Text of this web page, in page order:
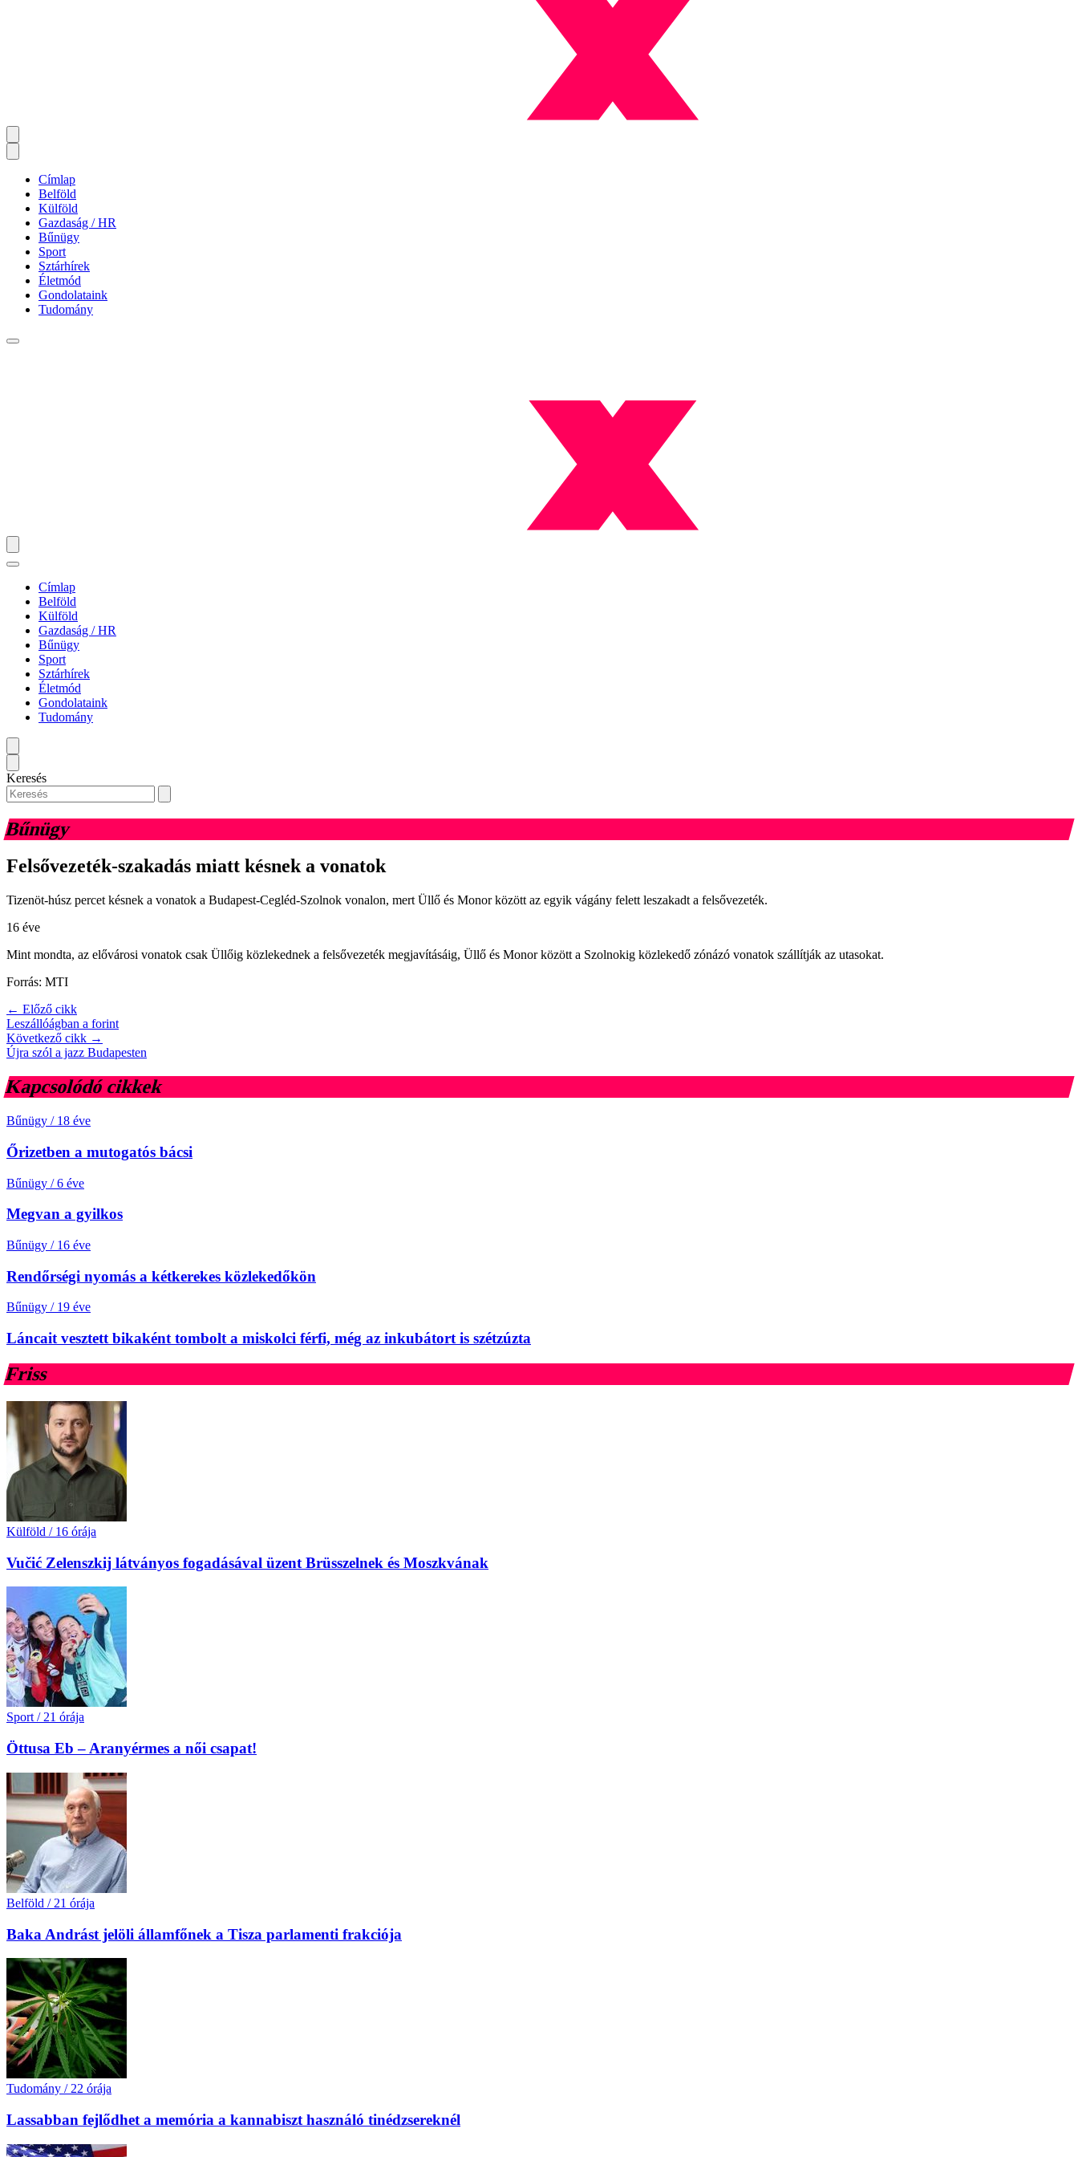
Címlap
Belföld
Külföld
Gazdaság / HR
Bűnügy
Sport
Sztárhírek
Életmód
Gondolataink
Tudomány
Címlap
Belföld
Külföld
Gazdaság / HR
Bűnügy
Sport
Sztárhírek
Életmód
Gondolataink
Tudomány
Keresés
Bűnügy
Felsővezeték-szakadás miatt késnek a vonatok
Tizenöt-húsz percet késnek a vonatok a Budapest-Cegléd-Szolnok vonalon, mert Üllő és Monor között az egyik vágány felett leszakadt a felsővezeték.
16 éve
Mint mondta, az elővárosi vonatok csak Üllőig közlekednek a felsővezeték megjavításáig, Üllő és Monor között a Szolnokig közlekedő zónázó vonatok szállítják az utasokat.
Forrás: MTI
← Előző cikk
Leszállóágban a forint
Következő cikk →
Újra szól a jazz Budapesten
Kapcsolódó cikkek
Bűnügy / 18 éve
Őrizetben a mutogatós bácsi
Bűnügy / 6 éve
Megvan a gyilkos
Bűnügy / 16 éve
Rendőrségi nyomás a kétkerekes közlekedőkön
Bűnügy / 19 éve
Láncait vesztett bikaként tombolt a miskolci férfi, még az inkubátort is szétzúzta
Friss
Külföld / 16 órája
Vučić Zelenszkij látványos fogadásával üzent Brüsszelnek és Moszkvának
Sport / 21 órája
Öttusa Eb – Aranyérmes a női csapat!
Belföld / 21 órája
Baka Andrást jelöli államfőnek a Tisza parlamenti frakciója
Tudomány / 22 órája
Lassabban fejlődhet a memória a kannabiszt használó tinédzsereknél